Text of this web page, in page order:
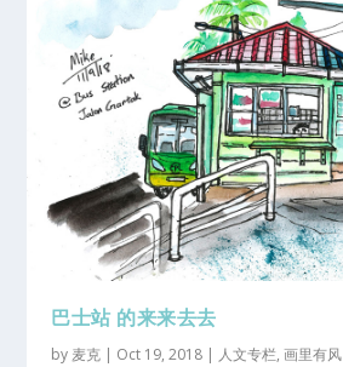
巴士站 的来来去去
by 麦克 | Oct 19, 2018 | 人文专栏,画里有风